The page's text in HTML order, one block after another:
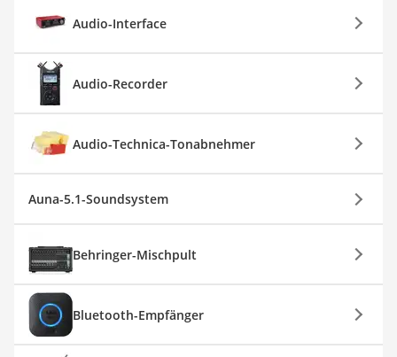
Audio-Interface
Audio-Recorder
Audio-Technica-Tonabnehmer
Auna-5.1-Soundsystem
Behringer-Mischpult
Bluetooth-Empfänger